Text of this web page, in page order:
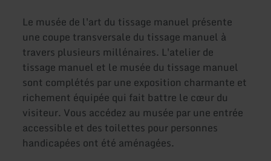
Le musée de l'art du tissage manuel présente
une coupe transversale du tissage manuel à
travers plusieurs millénaires. L'atelier de
tissage manuel et le musée du tissage manuel
sont complétés par une exposition charmante et
richement équipée qui fait battre le cœur du
visiteur. Vous accédez au musée par une entrée
accessible et des toilettes pour personnes
handicapées ont été aménagées.